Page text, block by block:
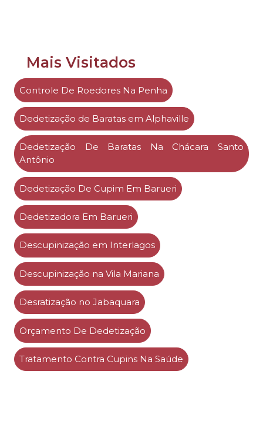
Mais Visitados
Controle De Roedores Na Penha
Dedetização de Baratas em Alphaville
Dedetização De Baratas Na Chácara Santo
Antônio
Dedetização De Cupim Em Barueri
Dedetizadora Em Barueri
Descupinização em Interlagos
Descupinização na Vila Mariana
Desratização no Jabaquara
Orçamento De Dedetização
Tratamento Contra Cupins Na Saúde